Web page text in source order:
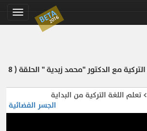
BETA
2016
سلسلة تعليم اللغة التركية مع الدكتور "محمد زبدية " الحلقة ( 8
> تعلم اللغة التركية من البداية
الجسر الفضائية